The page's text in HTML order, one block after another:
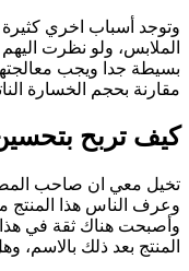
الملابس، ولو نظرت
بسيطة جدا ويجب
مقارنة بحجم الخسارة
كيف تربح
تخيل معي ان صاحب
وعرف الناس هذا المنتج
وأصبحت هناك ثقة في
المنتج بعد ذلك بالاسم،